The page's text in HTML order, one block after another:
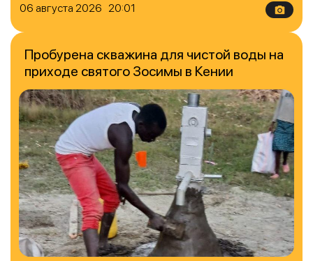
06 августа 2026 20:01
Пробурена скважина для чистой воды на
приходе святого Зосимы в Кении